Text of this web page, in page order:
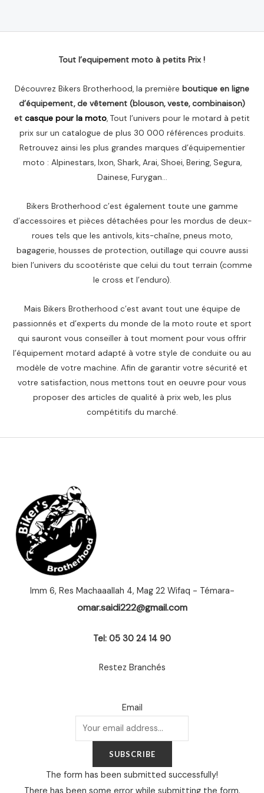
Tout l’equipement moto à petits Prix !
Découvrez Bikers Brotherhood, la première boutique en ligne
d’équipement, de vêtement (blouson, veste, combinaison)
et casque pour la moto, Tout l’univers pour le motard à petit
prix sur un catalogue de plus 30 000 références produits.
Retrouvez ainsi les plus grandes marques d’équipementier
moto : Alpinestars, Ixon, Shark, Arai, Shoei, Bering, Segura,
Dainese, Furygan…
Bikers Brotherhood c’est également toute une gamme
d’accessoires et pièces détachées pour les mordus de deux-
roues tels que les antivols, kits-chaîne, pneus moto,
bagagerie, housses de protection, outillage qui couvre aussi
bien l’univers du scootériste que celui du tout terrain (comme
le cross et l’enduro).
Mais Bikers Brotherhood c’est avant tout une équipe de
passionnés et d’experts du monde de la moto route et sport
qui sauront vous conseiller à tout moment pour vous offrir
l’équipement motard adapté à votre style de conduite ou au
modèle de votre machine. Afin de garantir votre sécurité et
votre satisfaction, nous mettons tout en oeuvre pour vous
proposer des articles de qualité à prix web, les plus
compétitifs du marché.
Imm 6, Res Machaaallah 4, Mag 22 Wifaq - Témara-
omar.saidi222@gmail.com
Tel: 05 30 24 14 90
Restez Branchés
Email
SUBSCRIBE
The form has been submitted successfully!